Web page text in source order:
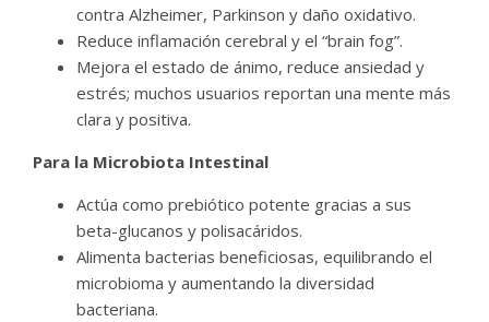
contra Alzheimer, Parkinson y daño oxidativo.
Reduce inflamación cerebral y el “brain fog”.
Mejora el estado de ánimo, reduce ansiedad y
estrés; muchos usuarios reportan una mente más
clara y positiva.
Para la Microbiota Intestinal
Actúa como prebiótico potente gracias a sus
beta-glucanos y polisacáridos.
Alimenta bacterias beneficiosas, equilibrando el
microbioma y aumentando la diversidad
bacteriana.